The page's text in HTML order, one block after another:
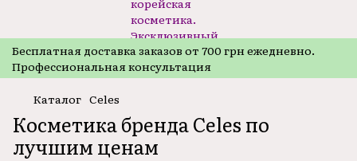
Бесплатная доставка заказов от 700 грн ежедневно.
Профессиональная консультация
Каталог Celes
Косметика бренда Celes по
лучшим ценам